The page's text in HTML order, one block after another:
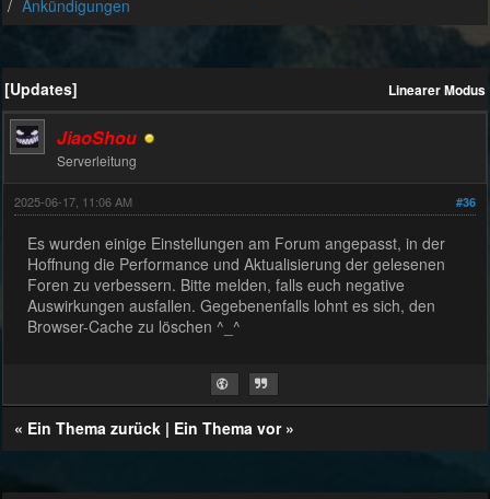
Ankündigungen
Linearer Modus
[Updates]
JiaoShou
Serverleitung
#36
2025-06-17, 11:06 AM
Es wurden einige Einstellungen am Forum angepasst, in der
Hoffnung die Performance und Aktualisierung der gelesenen
Foren zu verbessern. Bitte melden, falls euch negative
Auswirkungen ausfallen. Gegebenenfalls lohnt es sich, den
Browser-Cache zu löschen ^_^
« Ein Thema zurück | Ein Thema vor»